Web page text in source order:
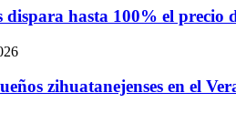
hasta 100% el precio
zihuatanejenses en el